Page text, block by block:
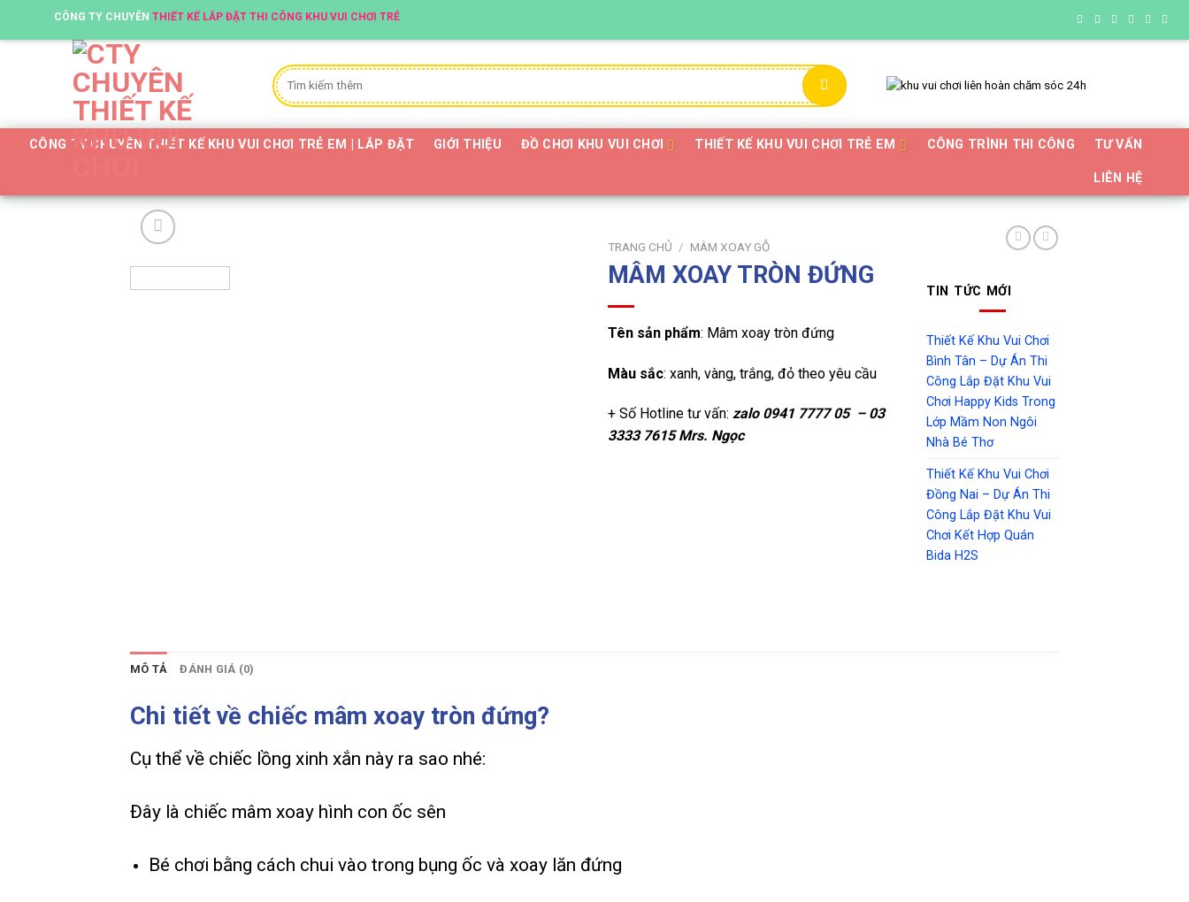
CÔNG TY CHUYÊNTHIẾT KẾ LẮP ĐẶT THI CÔNG KHU VUI CHƠI TRẺ EM!!
Tìm
kiếm:
CÔNG TY CHUYÊN THIẾT KẾ KHU VUI CHƠI TRẺ EM | LẮP ĐẶT GIỚI THIỆU ĐỒ CHƠI KHU VUI CHƠI THIẾT KẾ KHU VUI CHƠI TRẺ EM CÔNG TRÌNH THI CÔNG TƯ VẤN
LIÊN HỆ
TRANG CHỦ / MÂM XOAY GỖ
MÂM XOAY TRÒN ĐỨNG
Tên sản phẩm: Mâm xoay tròn đứng
Màu sắc: xanh, vàng, trắng, đỏ theo yêu cầu
+ Số Hotline tư vấn: zalo 0941 7777 05 – 03
3333 7615 Mrs. Ngọc
TIN TỨC MỚI
Thiết Kế Khu Vui Chơi
Bình Tân – Dự Án Thi
Công Lắp Đặt Khu Vui
Chơi Happy Kids Trong
Lớp Mầm Non Ngôi
Nhà Bé Thơ
Thiết Kế Khu Vui Chơi
Đồng Nai – Dự Án Thi
Công Lắp Đặt Khu Vui
Chơi Kết Hợp Quán
Bida H2S
MÔ TẢ ĐÁNH GIÁ (0)
Chi tiết về chiếc mâm xoay tròn đứng?
Cụ thể về chiếc lồng xinh xắn này ra sao nhé:
Đây là chiếc mâm xoay hình con ốc sên
Bé chơi bằng cách chui vào trong bụng ốc và xoay lăn đứng